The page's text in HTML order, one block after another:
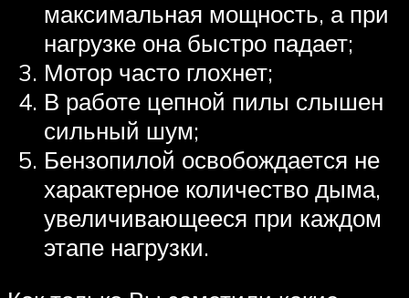
максимальная мощность, а при
нагрузке она быстро падает;
Мотор часто глохнет;
В работе цепной пилы слышен
сильный шум;
Бензопилой освобождается не
характерное количество дыма,
увеличивающееся при каждом
этапе нагрузки.